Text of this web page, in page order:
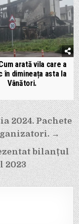
arată vila care a
în dimineața asta la
Vânători.
2024. Pachete
→
bilanțul
2023